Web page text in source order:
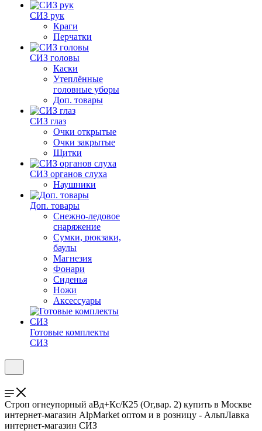
СИЗ рук
Краги
Перчатки
СИЗ головы
Каски
Утеплённые
головные уборы
Доп. товары
СИЗ глаз
Очки открытые
Очки закрытые
Щитки
СИЗ органов слуха
Наушники
Доп. товары
Снежно-ледовое
снаряжение
Сумки, рюкзаки,
баулы
Магнезия
Фонари
Сиденья
Ножи
Аксессуары
Готовые комплекты
СИЗ
Строп огнеупорный аВд+Кс/К25 (Ог,вар. 2) купить в Москве
интернет-магазин AlpMarket оптом и в розницу - АльпЛавка
интернет-магазин СИЗ